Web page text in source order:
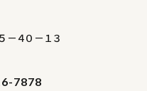
４０－１３
7878